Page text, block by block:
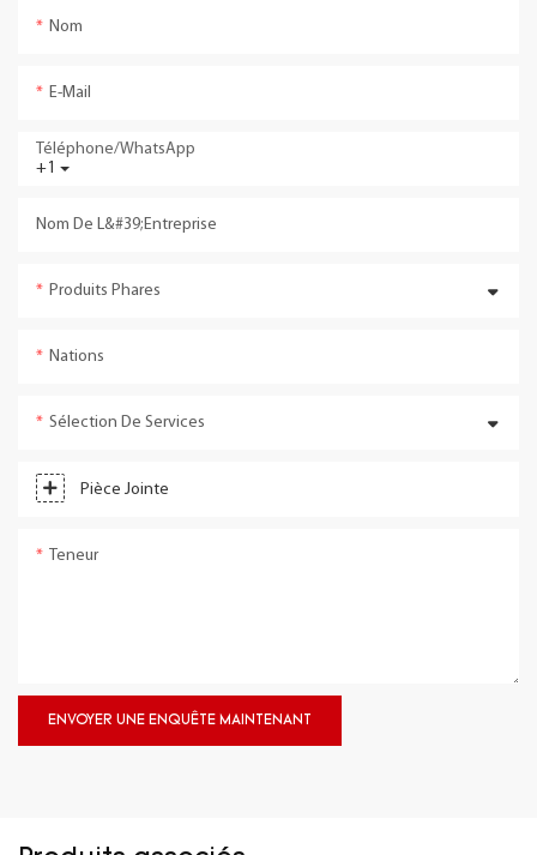
Nom
E-Mail
+1
Téléphone/WhatsApp
Nom De L&#39;entreprise
Produits Phares
Nations
Sélection De Services
Pièce Jointe
Teneur
ENVOYER UNE ENQUÊTE MAINTENANT